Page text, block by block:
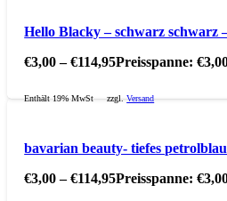
Hello Blacky – schwarz schwarz
€3,00 –€114,95Preisspanne:
Enthält 19% MwSt zzgl.Versand
bavarian beauty- tiefes
€3,00 –€114,95Preisspanne: